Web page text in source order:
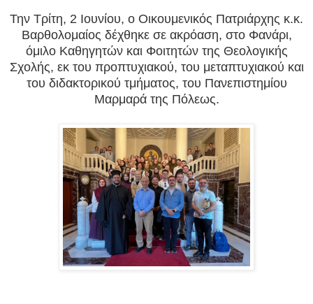
Την Τρίτη, 2 Ιουνίου, ο Οικουμενικός Πατριάρχης κ.κ.
Βαρθολομαίος δέχθηκε σε ακρόαση, στο Φανάρι,
όμιλο Καθηγητών και Φοιτητών της Θεολογικής
Σχολής, εκ του προπτυχιακού, του μεταπτυχιακού και
του διδακτορικού τμήματος, του Πανεπιστημίου
Μαρμαρά της Πόλεως.